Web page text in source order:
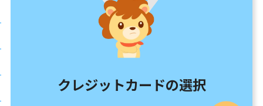
クレジットカードの選択